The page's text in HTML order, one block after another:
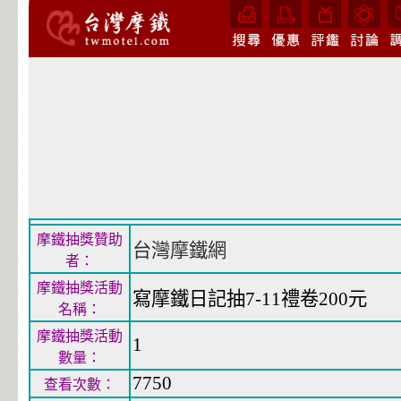
摩鐵抽獎贊助
者：
台灣摩鐵網
摩鐵抽獎活動
名稱：
寫摩鐵日記抽7-11禮卷200元
摩鐵抽獎活動
數量：
1
查看次數： 7750